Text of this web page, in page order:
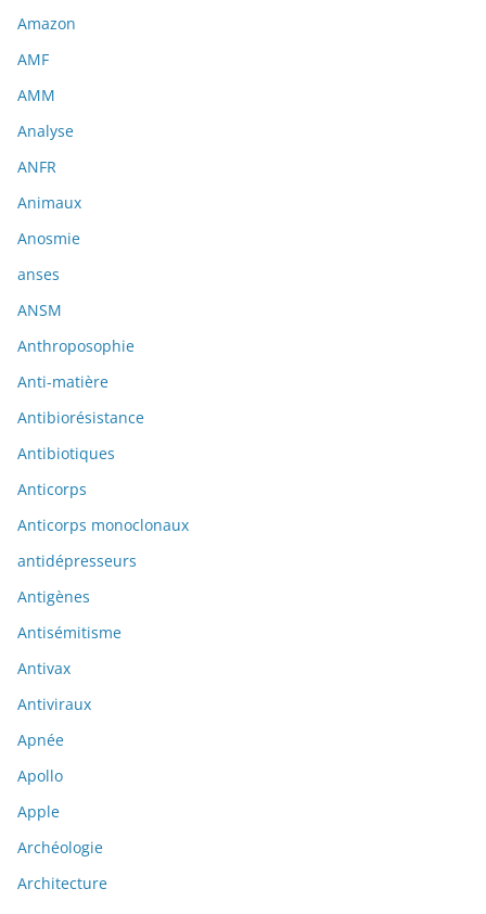
Amazon
AMF
AMM
Analyse
ANFR
Animaux
Anosmie
anses
ANSM
Anthroposophie
Anti-matière
Antibiorésistance
Antibiotiques
Anticorps
Anticorps monoclonaux
antidépresseurs
Antigènes
Antisémitisme
Antivax
Antiviraux
Apnée
Apollo
Apple
Archéologie
Architecture